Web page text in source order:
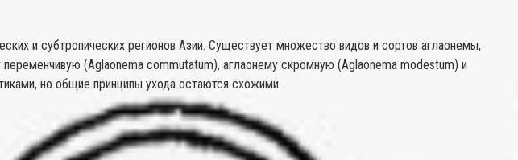
и субтропических регионов Азии. Существует множество видов и сортов аглаонемы,
(Aglaonema commutatum), аглаонему скромную (Aglaonema modestum) и
но общие принципы ухода остаются схожими.